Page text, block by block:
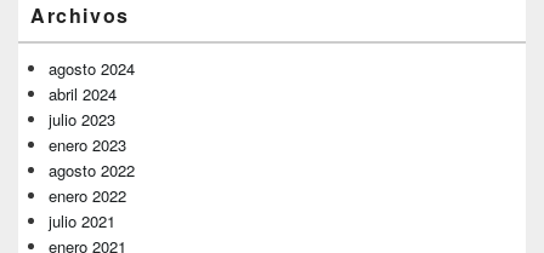
lateral
primaria
Archivos
agosto 2024
abril 2024
julio 2023
enero 2023
agosto 2022
enero 2022
julio 2021
enero 2021